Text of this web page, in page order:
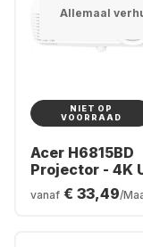
Allemaal
NIET OP
VOORRAAD
Acer H6815BD
Projector - 4K
vanaf € 33,49/